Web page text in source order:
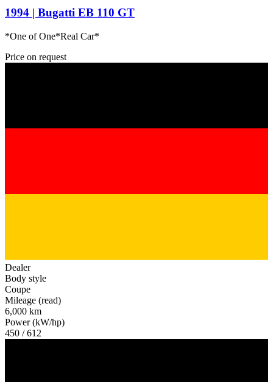
1994 | Bugatti EB 110 GT
*One of One*Real Car*
Price on request
Dealer
Body style
Coupe
Mileage (read)
6,000 km
Power (kW/hp)
450 / 612